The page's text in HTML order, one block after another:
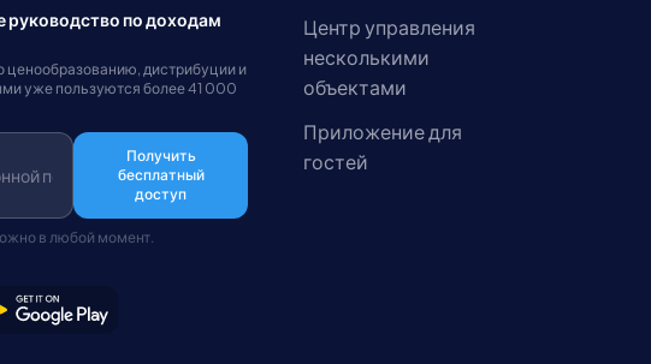
руководство по доходам
дистрибуции и
уже пользуются более 41 000
Получить
бесплатный
доступ
в любой момент.
Центр управления
несколькими
объектами
Приложение для
гостей